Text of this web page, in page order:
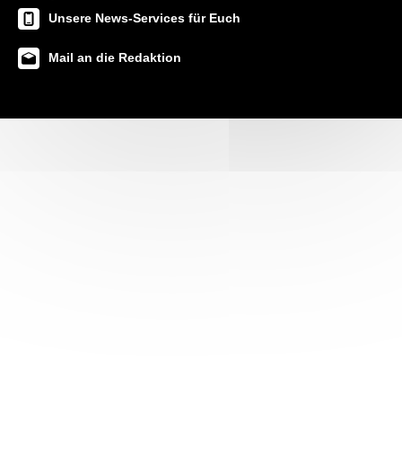
Unsere News-Services für Euch
Mail an die Redaktion